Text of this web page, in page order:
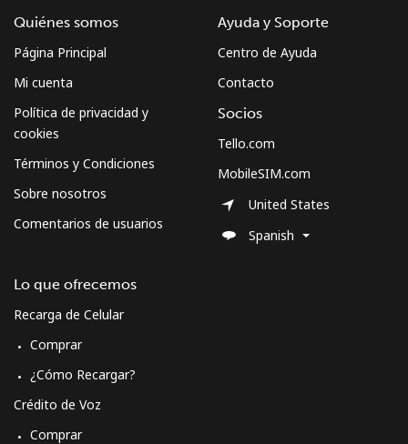
Quiénes somos
Página Principal
Mi cuenta
Política de privacidad y
cookies
Términos y Condiciones
Sobre nosotros
Comentarios de usuarios
Lo que ofrecemos
Recarga de Celular
Comprar
¿Cómo Recargar?
Crédito de Voz
Comprar
Ayuda y Soporte
Centro de Ayuda
Contacto
Socios
Tello.com
MobileSIM.com
United States
Spanish